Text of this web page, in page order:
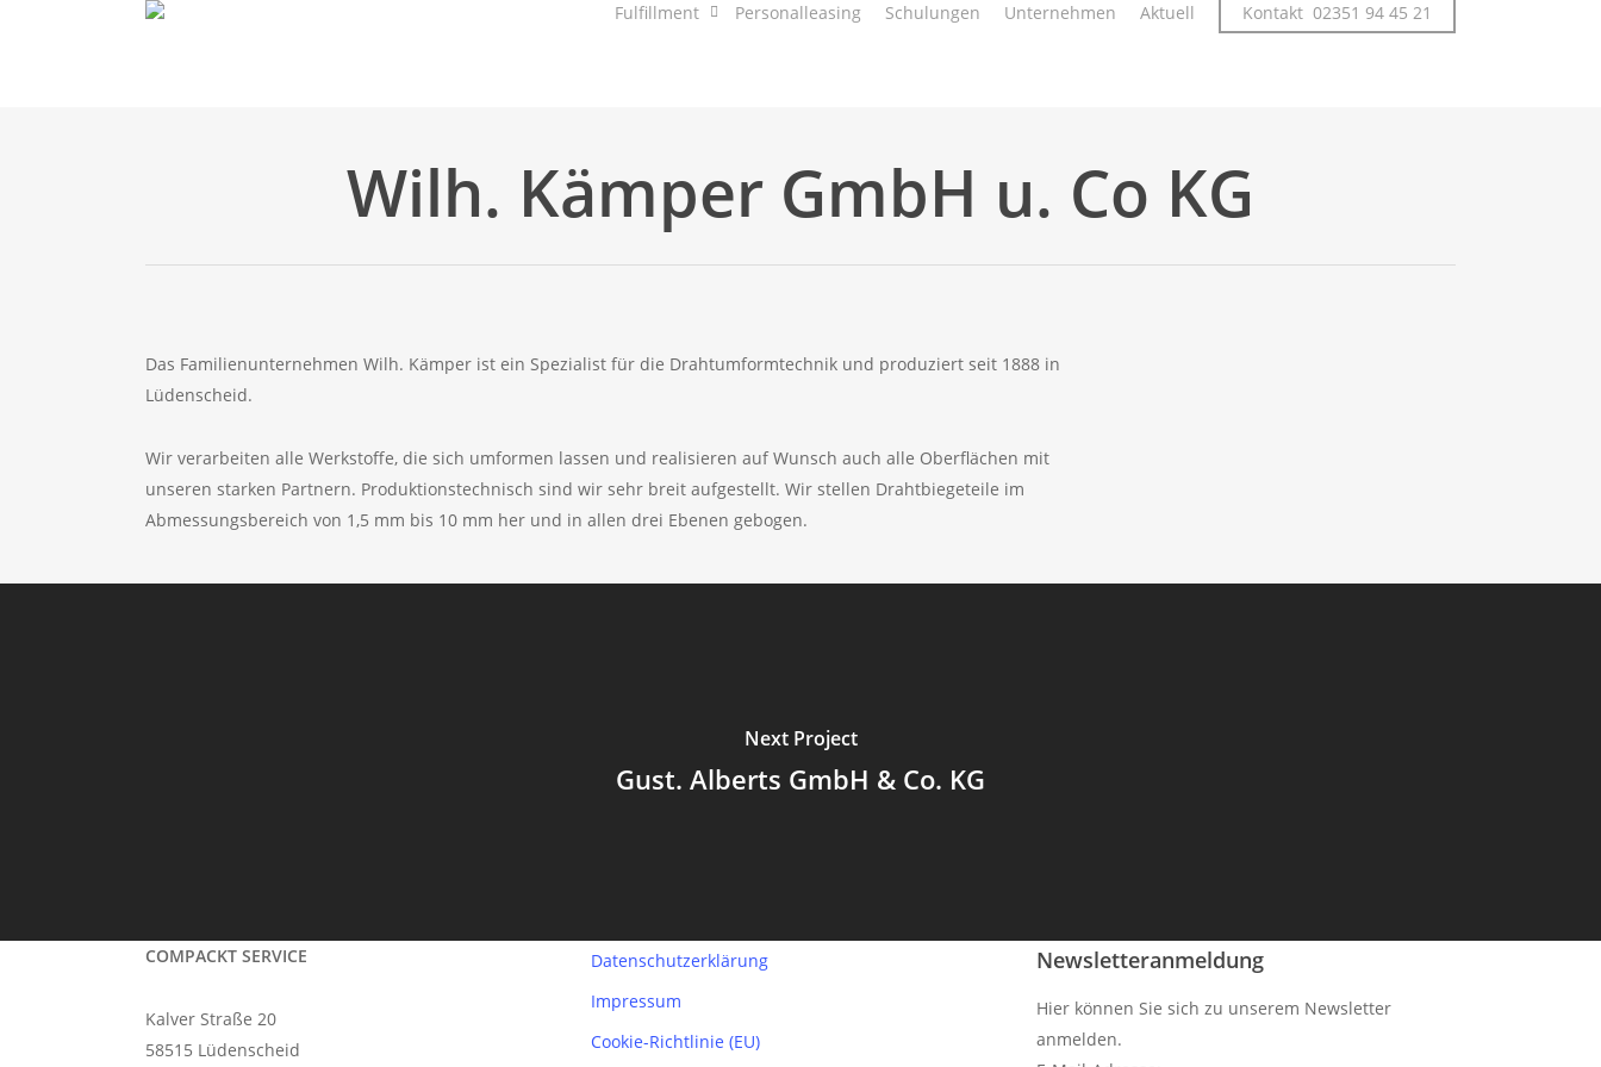
Fulfillment Personalleasing Schulungen Unternehmen Aktuell Kontakt 02351 94 45 21
Wilh. Kämper GmbH u. Co KG
Das Familienunternehmen Wilh. Kämper ist ein Spezialist für die Drahtumformtechnik und produziert seit 1888 in
Lüdenscheid.
Wir verarbeiten alle Werkstoffe, die sich umformen lassen und realisieren auf Wunsch auch alle Oberflächen mit
unseren starken Partnern. Produktionstechnisch sind wir sehr breit aufgestellt. Wir stellen Drahtbiegeteile im
Abmessungsbereich von 1,5 mm bis 10 mm her und in allen drei Ebenen gebogen.
Next Project
Gust. Alberts GmbH & Co. KG
COMPACKT SERVICE
Kalver Straße 20
58515 Lüdenscheid
Datenschutzerklärung
Impressum
Cookie-Richtlinie (EU)
Newsletteranmeldung
Hier können Sie sich zu unserem Newsletter
anmelden.